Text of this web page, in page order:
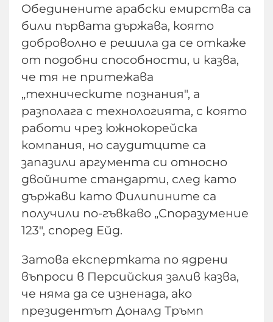
Обединените арабски емирства са
били първата държава, която
доброволно е решила да се откаже
от подобни способности, и казва,
че тя не притежава
„техническите познания", а
разполага с технологията, с която
работи чрез южнокорейска
компания, но саудитците са
запазили аргумента си относно
двойните стандарти, след като
държави като Филипините са
получили по-гъвкаво „Споразумение
123", според Ейд.
Затова експертката по ядрени
въпроси в Персийския залив казва,
че няма да се изненада, ако
президентът Доналд Тръмп